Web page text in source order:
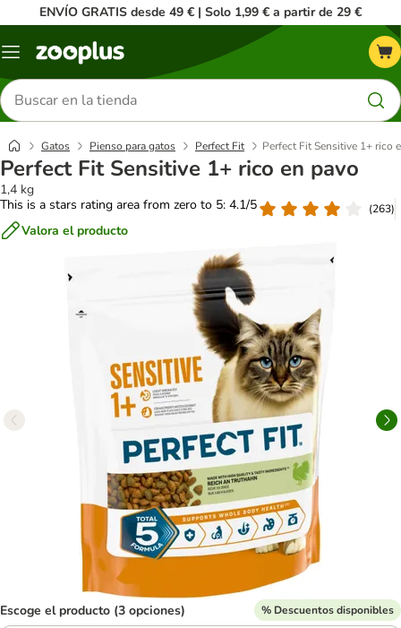
ENVÍO GRATIS desde 49 € | Solo 1,99 € a partir de 29 €
Menú
Buscar
productos
Gatos Pienso para gatos Perfect Fit Perfect Fit Sensitive 1+ rico
Perfect Fit Sensitive 1+ rico en pavo
1,4 kg
This is a stars rating area from zero to 5: 4.1/5
(263)
Valora el producto
Escoge el producto (3 opciones) % Descuentos disponibles